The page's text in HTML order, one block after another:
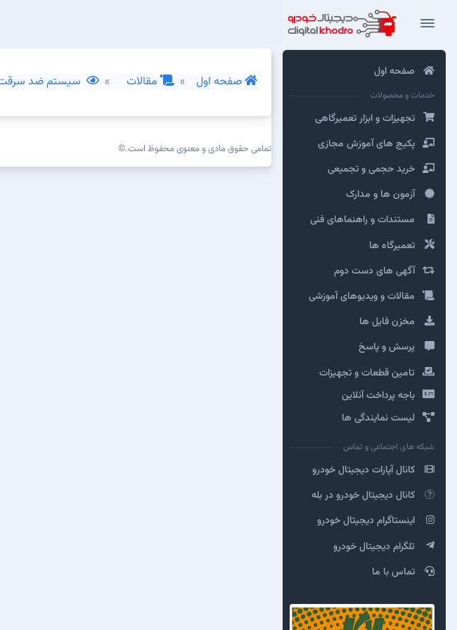
صفحه اول
خدمات و محصولات
تجهیزات و ابزار تعمیرگاهی
پکیج های آموزش مجازی
خرید حجمی و تجمیعی
آزمون ها و مدارک
مستندات و راهنماهای فنی
تعمیرگاه ها
آگهی های دست دوم
مقالات و ویدیوهای آموزشی
مخزن فایل ها
پرسش و پاسخ
تامین قطعات و تجهیزات
باجه پرداخت آنلاین
لیست نمایندگی ها
شبکه های اجتماعی و تماس
کانال آپارات دیجیتال خودرو
کانال دیجیتال خودرو در بله
اینستاگرام دیجیتال خودرو
تلگرام دیجیتال خودرو
تماس با ما
صفحه اول مقالات سیستم ضد
تمامی حقوق مادی و معنوی محفوظ است.©